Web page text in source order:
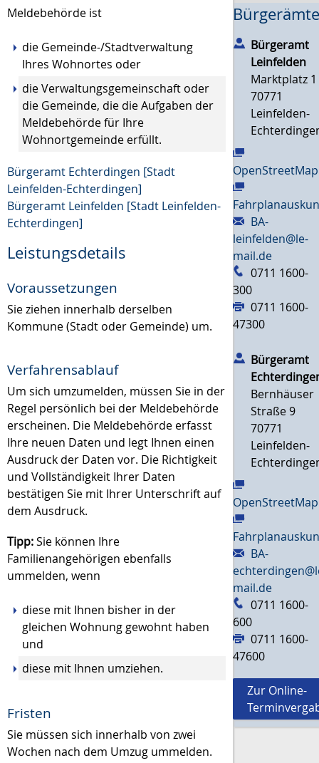
Meldebehörde ist
die Gemeinde-/Stadtverwaltung
Ihres Wohnortes oder
die Verwaltungsgemeinschaft oder
die Gemeinde, die die Aufgaben der
Meldebehörde für Ihre
Wohnortgemeinde erfüllt.
Bürgeramt Echterdingen [Stadt
Leinfelden-Echterdingen]
Bürgeramt Leinfelden [Stadt Leinfelden-
Echterdingen]
Leistungsdetails
Voraussetzungen
Sie ziehen innerhalb derselben
Kommune (Stadt oder Gemeinde) um.
Verfahrensablauf
Um sich umzumelden, müssen Sie in der
Regel persönlich bei der Meldebehörde
erscheinen. Die Meldebehörde erfasst
Ihre neuen Daten und legt Ihnen einen
Ausdruck der Daten vor. Die Richtigkeit
und Vollständigkeit Ihrer Daten
bestätigen Sie mit Ihrer Unterschrift auf
dem Ausdruck.
Tipp:Sie können Ihre
Familienangehörigen ebenfalls
ummelden, wenn
diese mit Ihnen bisher in der
gleichen Wohnung gewohnt haben
und
diese mit Ihnen umziehen.
Fristen
Sie müssen sich innerhalb von zwei
Wochen nach dem Umzug ummelden.
Bürgeramt
Leinfelden
Marktplatz 1
70771
Leinfelden-
OpenStreetMap
BA-
leinfelden@le-
mail.de
0711 1600-
300
0711 1600-
47300
Bürgeramt
Bernhäuser
Straße 9
70771
Leinfelden-
OpenStreetMap
BA-
mail.de
0711 1600-
600
0711 1600-
47600
Zur Online-